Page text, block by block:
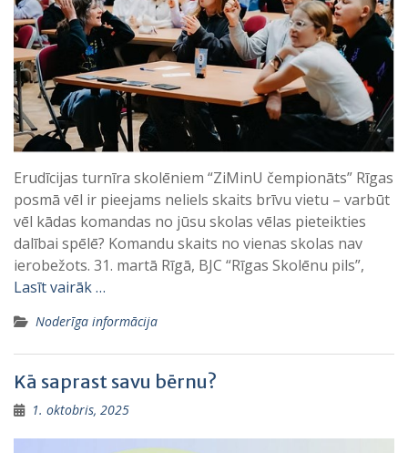
Erudīcijas turnīra skolēniem “ZiMinU čempionāts” Rīgas
posmā vēl ir pieejams neliels skaits brīvu vietu – varbūt
vēl kādas komandas no jūsu skolas vēlas pieteikties
dalībai spēlē? Komandu skaits no vienas skolas nav
ierobežots. 31. martā Rīgā, BJC “Rīgas Skolēnu pils”,
Lasīt vairāk …
Noderīga informācija
Kā saprast savu bērnu?
1. oktobris, 2025